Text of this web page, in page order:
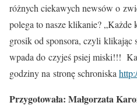
różnych ciekawych newsów o
polega to nasze klikanie?
grosik od sponsora, czyli klikając
wpada do czyjeś psiej miski!!!
godziny na stronę schroniska
Przygotowała: Małgorzata